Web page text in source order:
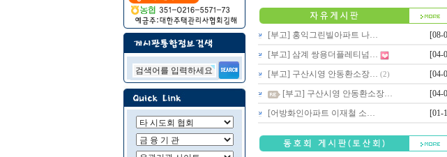
[부고] 홍익그린빌아파트 나…
[08-
[부고] 삼계 쌍용더플레티넘…
[04-
[부고] 구산시영 안동환소장… (2)
[04-
[부고] 구산시영 안동환소장…
[04-
[어방화인아파트 이재철 소…
[01-